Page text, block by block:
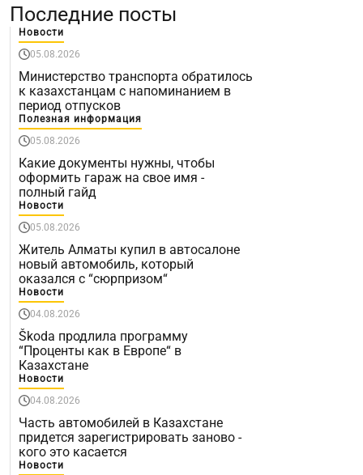
Последние посты
Новости
05.08.2026
Министерство транспорта обратилось
к казахстанцам с напоминанием в
период отпусков
Полезная информация
05.08.2026
Какие документы нужны, чтобы
оформить гараж на свое имя -
полный гайд
Новости
05.08.2026
Житель Алматы купил в автосалоне
новый автомобиль, который
оказался с “сюрпризом“
Новости
04.08.2026
Škoda продлила программу
“Проценты как в Европе“ в
Казахстане
Новости
04.08.2026
Часть автомобилей в Казахстане
придется зарегистрировать заново -
кого это касается
Новости